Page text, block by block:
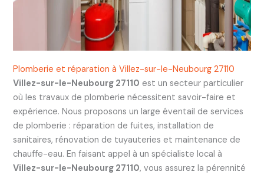
Plomberie et réparation à Villez-sur-le-Neubourg 27110
Villez-sur-le-Neubourg 27110 est un secteur particulier
où les travaux de plomberie nécessitent savoir-faire et
expérience. Nous proposons un large éventail de services
de plomberie : réparation de fuites, installation de
sanitaires, rénovation de tuyauteries et maintenance de
chauffe-eau. En faisant appel à un spécialiste local à
Villez-sur-le-Neubourg 27110, vous assurez la pérennité